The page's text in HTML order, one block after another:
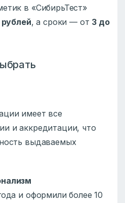
в «СибирьТест»
, а сроки — от 3 до
имеет все
и аккредитации, что
выдаваемых
и оформили более 10